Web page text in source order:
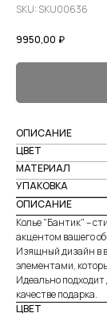
SKU: SKU00636
9950,00 ₽
ОПИСАНИЕ
ЦВЕТ
МАТЕРИАЛ
УПАКОВКА
ОПИСАНИЕ
Колье "Бантик" –
акцентом вашего
Изящный дизайн в
элементами,
Идеально
качестве подарка.
ЦВЕТ